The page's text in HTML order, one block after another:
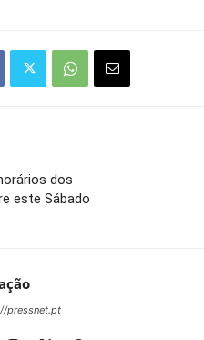
dos
este Sábado
pressnet.pt